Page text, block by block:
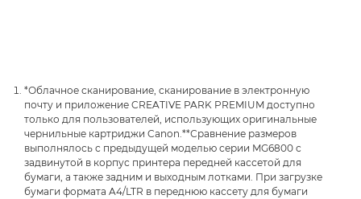
*Облачное сканирование, сканирование в электронную
почту и приложение CREATIVE PARK PREMIUM доступно
только для пользователей, использующих оригинальные
чернильные картриджи Canon.**Сравнение размеров
выполнялось с предыдущей моделью серии MG6800 с
задвинутой в корпус принтера передней кассетой для
бумаги, а также задним и выходным лотками. При загрузке
бумаги формата A4/LTR в переднюю кассету для бумаги